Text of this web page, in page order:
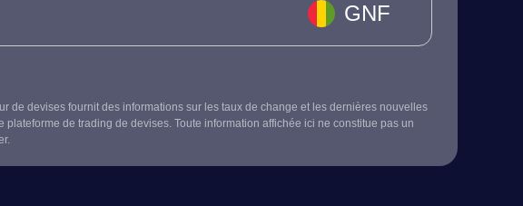
GNF
de devises fournit des informations sur les taux de change et les dernières nouvelles
plateforme de trading de devises. Toute information affichée ici ne constitue pas un